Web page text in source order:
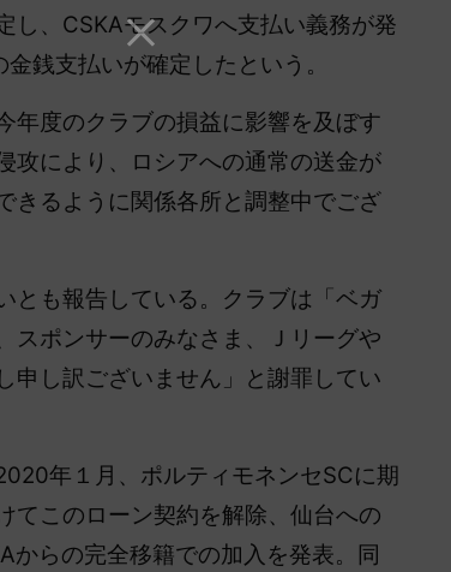
し、CSKAモスクワへ支払い義務が発
銭支払いが確定したという。
年度のクラブの損益に影響を及ぼす
攻により、ロシアへの通常の送金が
きるように関係各所と調整中でござ
も報告している。クラブは「ベガ
スポンサーのみなさま、Ｊリーグや
申し訳ございません」と謝罪してい
年１月、ポルティモネンセSCに期
てこのローン契約を解除、仙台への
からの完全移籍での加入を発表。同